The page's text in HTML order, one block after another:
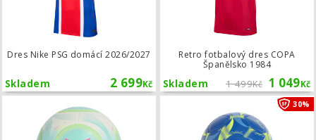
Dres Nike PSG domácí 2026/2027
2 699Kč
Skladem
Retro fotbalový dres COPA
Španělsko 1984
1 499Kč 1 049Kč
Skladem
Fotbalový míč adidas Messi Club30%